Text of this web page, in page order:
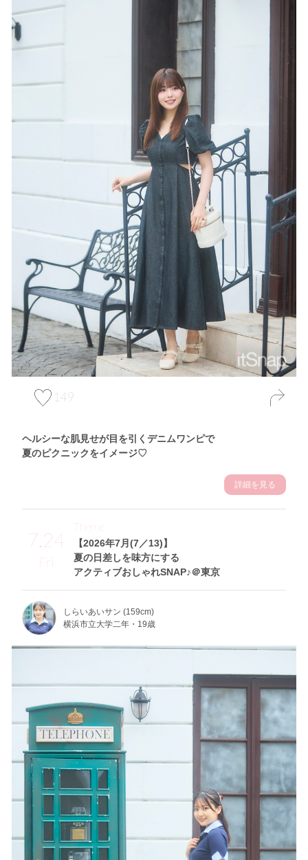
149
ヘルシーな肌見せが目を引くデニムワンピで
夏のピクニックをイメージ♡
詳細を見る
7.24
Fri
【2026年7月(7／13)】
夏の日差しを味方にする
アクティブおしゃれSNAP♪＠東京
Theme
しらいあいサン (159cm)
横浜市立大学二年・19歳